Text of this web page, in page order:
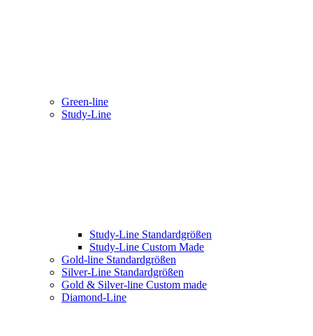
Green-line
Study-Line
Study-Line Standardgrößen
Study-Line Custom Made
Gold-line Standardgrößen
Silver-Line Standardgrößen
Gold & Silver-line Custom made
Diamond-Line